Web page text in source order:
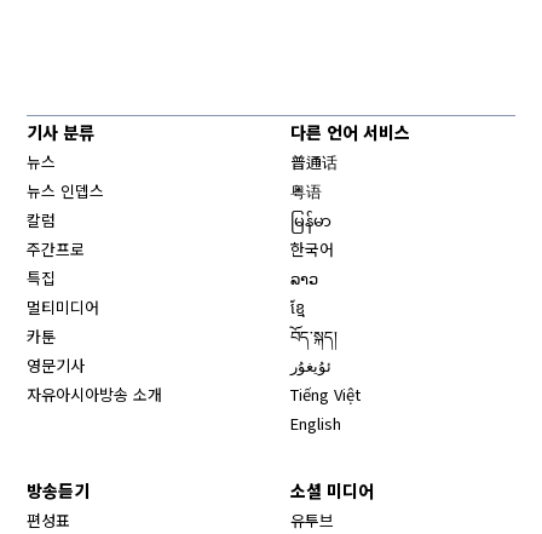
기사 분류
뉴스
뉴스 인뎁스
칼럼
주간프로
특집
멀티미디어
카툰
영문기사
자유아시아방송 소개
다른 언어 서비스
普通话
粤语
မြန်မာ
한국어
ລາວ
ខ្មែ
བོད་སྐད།
ئۇيغۇر
Tiếng Việt
English
방송듣기
편성표
소셜 미디어
유투브